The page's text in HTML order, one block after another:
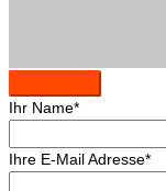
Phone
Ihr Name*
Ihre E-Mail Adresse*